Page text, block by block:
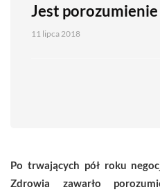
Jest
11 lipca 2018
Po trwających pół roku
Zdrowia zawarło